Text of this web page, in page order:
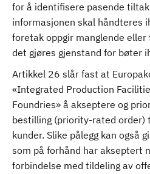
for å identifisere pasende
informasjonen skal håndteres
foretak oppgir manglende
det gjøres gjenstand for bøter
Artikkel 26 slår fast at
«Integrated Production
Foundries» å akseptere og
bestilling (priority-rated order)
kunder. Slike pålegg kan også
som på forhånd har akseptert
forbindelse med tildeling av